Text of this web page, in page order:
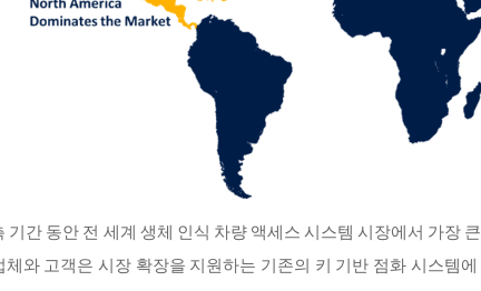
기간 동안 전 세계 생체 인식 차량 액세스 시스템 시장에서 가장
체와 고객은 시장 확장을 지원하는 기존의 키 기반 점화 시스템